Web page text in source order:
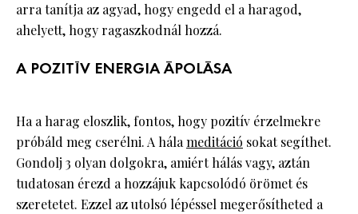
arra tanítja az agyad, hogy engedd el a haragod,
ahelyett, hogy ragaszkodnál hozzá.
A POZITÍV ENERGIA ÁPOLÁSA
Ha a harag eloszlik, fontos, hogy pozitív érzelmekre
próbáld meg cserélni. A hálameditáció sokat segíthet.
Gondolj 3 olyan dolgokra, amiért hálás vagy, aztán
tudatosan érezd a hozzájuk kapcsolódó örömet és
szeretetet. Ezzel az utolsó lépéssel megerősítheted a